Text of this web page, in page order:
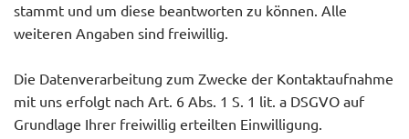
stammt und um diese beantworten zu können. Alle
weiteren Angaben sind freiwillig.
Die Datenverarbeitung zum Zwecke der Kontaktaufnahme
mit uns erfolgt nach Art. 6 Abs. 1 S. 1 lit. a DSGVO auf
Grundlage Ihrer freiwillig erteilten Einwilligung.